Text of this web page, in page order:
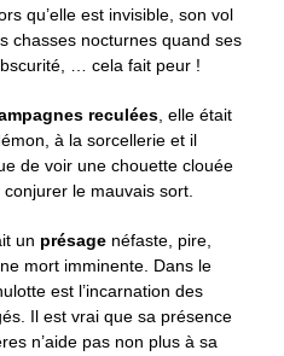
qu’elle est invisible, son vol
chasses nocturnes quand ses
… cela fait peur !
reculées , elle était
à la sorcellerie et il
de voir une chouette clouée
le mauvais sort.
un présage néfaste, pire,
mort imminente. Dans le
est l’incarnation des
Il est vrai que sa présence
n’aide pas non plus à sa